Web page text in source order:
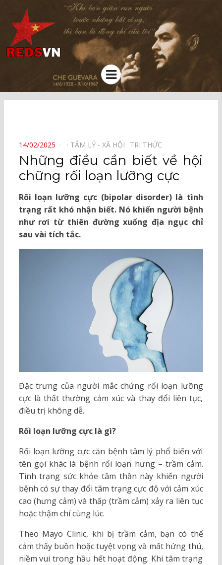
Kênh chia sẻ tri thức cộng đồng
Menu
POSTED
ON
14/02/2025 TÂM LÝ - XÃ HỘI⠀ TRI THỨC⠀
Những điều cần biết về hội
chững rối loạn lưỡng cực
Rối loạn lưỡng cực (bipolar disorder) là tình
trạng rất khó nhận biết. Nó khiến người bệnh
như rơi từ thiên đường xuống địa ngục chỉ
sau vài tích tắc.
Đặc trưng của người mắc chứng rối loạn lưỡng
cực là thất thường cảm xúc và thay đổi liên tục,
điều trị không dễ.
Rối loạn lưỡng cực là gì?
Rối loạn lưỡng cực căn bệnh tâm lý phổ biến với
tên gọi khác là bệnh rối loạn hưng – trầm cảm.
Tình trạng sức khỏe tâm thần này khiến người
bệnh có sự thay đổi tâm trạng cực độ với cảm xúc
cao (hưng cảm) và thấp (trầm cảm) xảy ra liên tục
hoặc thậm chí cùng lúc.
Theo Mayo Clinic, khi bị trầm cảm, bạn có thể
cảm thấy buồn hoặc tuyệt vọng và mất hứng thú,
niềm vui trong hầu hết hoạt động. Khi tâm trạng